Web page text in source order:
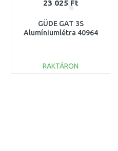
23 025 Ft
GÜDE GAT 3S
Alumíniumlétra 40964
RAKTÁRON